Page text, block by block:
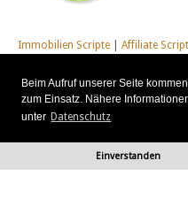
Beim Aufruf unserer Seite
zum Einsatz. Nähere
unter Datenschutz
Einverstanden
Immobilien Scripte Affiliate
Homepage Generator Scripte
Scripte| Management Scripte|
Scripte|Social Communitys
Webcam Scripte|Webhosting
Alle unsere Systeme